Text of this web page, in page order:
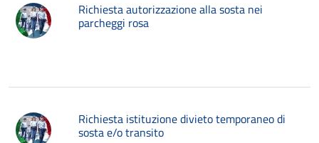
Richiesta autorizzazione alla sosta nei
parcheggi rosa
Richiesta istituzione divieto temporaneo di
sosta e/o transito